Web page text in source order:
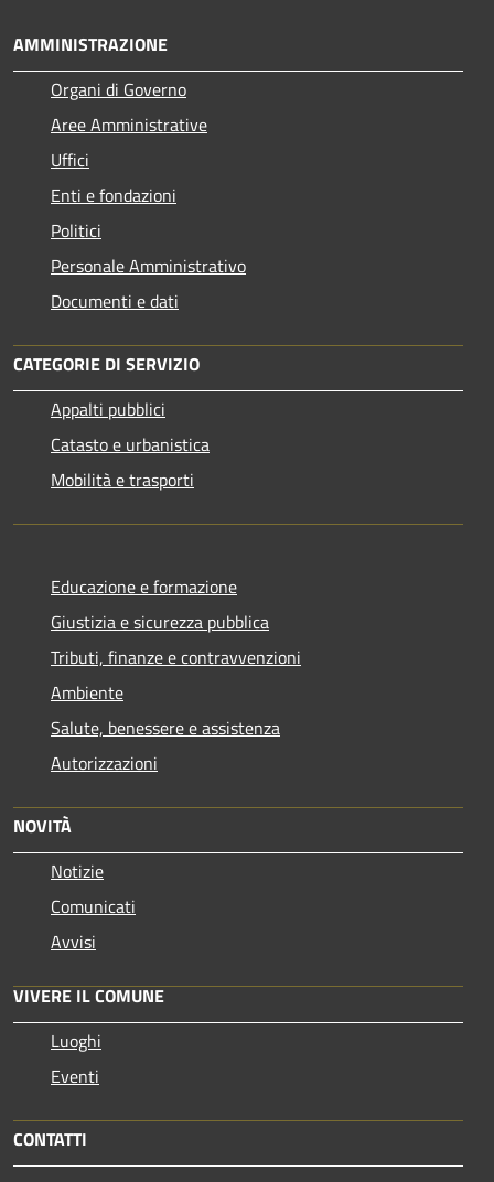
AMMINISTRAZIONE
Organi di Governo
Aree Amministrative
Uffici
Enti e fondazioni
Politici
Personale Amministrativo
Documenti e dati
CATEGORIE DI SERVIZIO
Appalti pubblici
Catasto e urbanistica
Mobilità e trasporti
Educazione e formazione
Giustizia e sicurezza pubblica
Tributi, finanze e contravvenzioni
Ambiente
Salute, benessere e assistenza
Autorizzazioni
NOVITÀ
Notizie
Comunicati
Avvisi
VIVERE IL COMUNE
Luoghi
Eventi
CONTATTI